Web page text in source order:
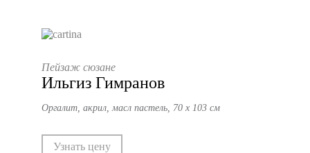
Пейзаж сюзане
Ильгиз Гимранов
Оргалит, акрил, масл пастель, 70 х 103 см
Узнать цену